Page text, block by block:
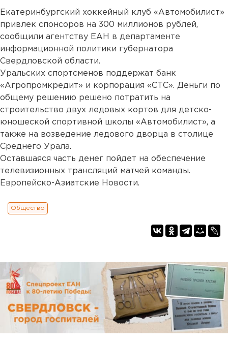
Екатеринбургский хоккейный клуб «Автомобилист»
привлек спонсоров на 300 миллионов рублей,
сообщили агентству ЕАН в департаменте
информационной политики губернатора
Свердловской области.
Уральских спортсменов поддержат банк
«Агропромкредит» и корпорация «СТС». Деньги по
общему решению решено потратить на
строительство двух ледовых кортов для детско-
юношеской спортивной школы «Автомобилист», а
также на возведение ледового дворца в столице
Среднего Урала.
Оставшаяся часть денег пойдет на обеспечение
телевизионных трансляций матчей команды.
Европейско-Азиатские Новости.
Общество